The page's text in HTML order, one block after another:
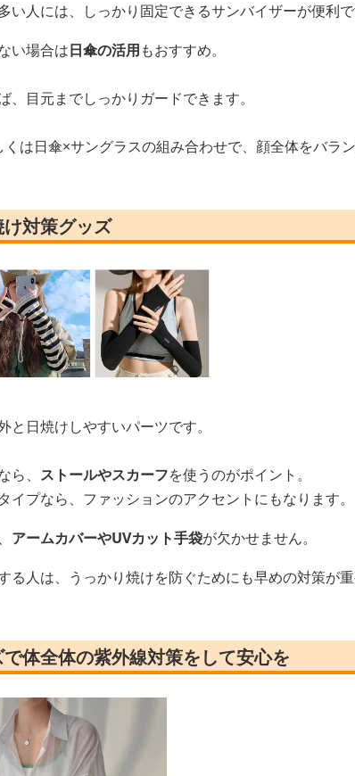
い人には、しっかり固定できるサンバイザーが便利で
い場合は日傘の活用もおすすめ。
、目元までしっかりガードできます。
は日傘×サングラスの組み合わせで、顔全体をバラン
対策グッズ
と日焼けしやすいパーツです。
、 ストールやスカーフを使うのがポイント。
イプなら、ファッションのアクセントにもなります。
アームカバーやUVカット手袋が欠かせません。
る人は、うっかり焼けを防ぐためにも早めの対策が重
体全体の紫外線対策をして安心を